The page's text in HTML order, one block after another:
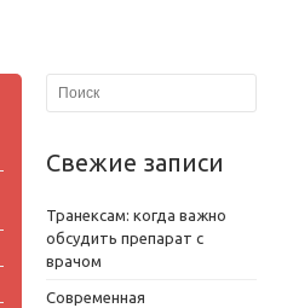
Свежие записи
Транексам: когда важно
обсудить препарат с
врачом
Современная